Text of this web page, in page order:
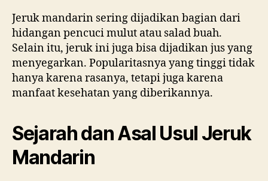
Jeruk mandarin sering dijadikan bagian dari
hidangan pencuci mulut atau salad buah.
Selain itu, jeruk ini juga bisa dijadikan jus yang
menyegarkan. Popularitasnya yang tinggi tidak
hanya karena rasanya, tetapi juga karena
manfaat kesehatan yang diberikannya.
Sejarah dan Asal Usul Jeruk
Mandarin